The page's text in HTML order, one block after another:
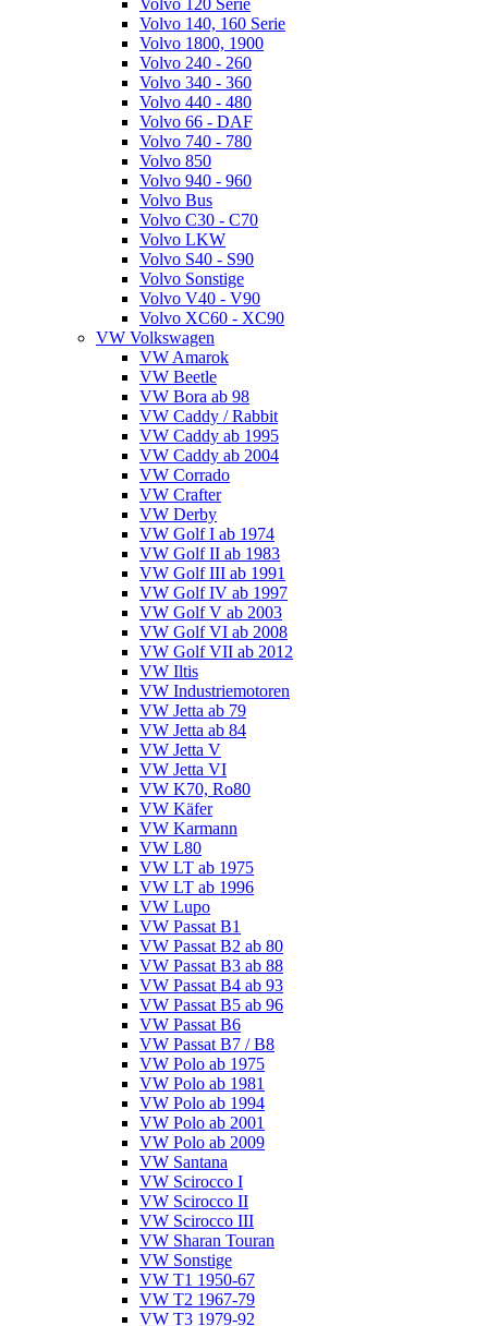
Volvo 120 Serie
Volvo 140, 160 Serie
Volvo 1800, 1900
Volvo 240 - 260
Volvo 340 - 360
Volvo 440 - 480
Volvo 66 - DAF
Volvo 740 - 780
Volvo 850
Volvo 940 - 960
Volvo Bus
Volvo C30 - C70
Volvo LKW
Volvo S40 - S90
Volvo Sonstige
Volvo V40 - V90
Volvo XC60 - XC90
VW Volkswagen
VW Amarok
VW Beetle
VW Bora ab 98
VW Caddy / Rabbit
VW Caddy ab 1995
VW Caddy ab 2004
VW Corrado
VW Crafter
VW Derby
VW Golf I ab 1974
VW Golf II ab 1983
VW Golf III ab 1991
VW Golf IV ab 1997
VW Golf V ab 2003
VW Golf VI ab 2008
VW Golf VII ab 2012
VW Iltis
VW Industriemotoren
VW Jetta ab 79
VW Jetta ab 84
VW Jetta V
VW Jetta VI
VW K70, Ro80
VW Käfer
VW Karmann
VW L80
VW LT ab 1975
VW LT ab 1996
VW Lupo
VW Passat B1
VW Passat B2 ab 80
VW Passat B3 ab 88
VW Passat B4 ab 93
VW Passat B5 ab 96
VW Passat B6
VW Passat B7 / B8
VW Polo ab 1975
VW Polo ab 1981
VW Polo ab 1994
VW Polo ab 2001
VW Polo ab 2009
VW Santana
VW Scirocco I
VW Scirocco II
VW Scirocco III
VW Sharan Touran
VW Sonstige
VW T1 1950-67
VW T2 1967-79
VW T3 1979-92